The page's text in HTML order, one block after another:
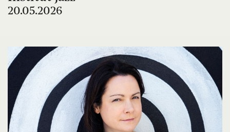
20.05.2026